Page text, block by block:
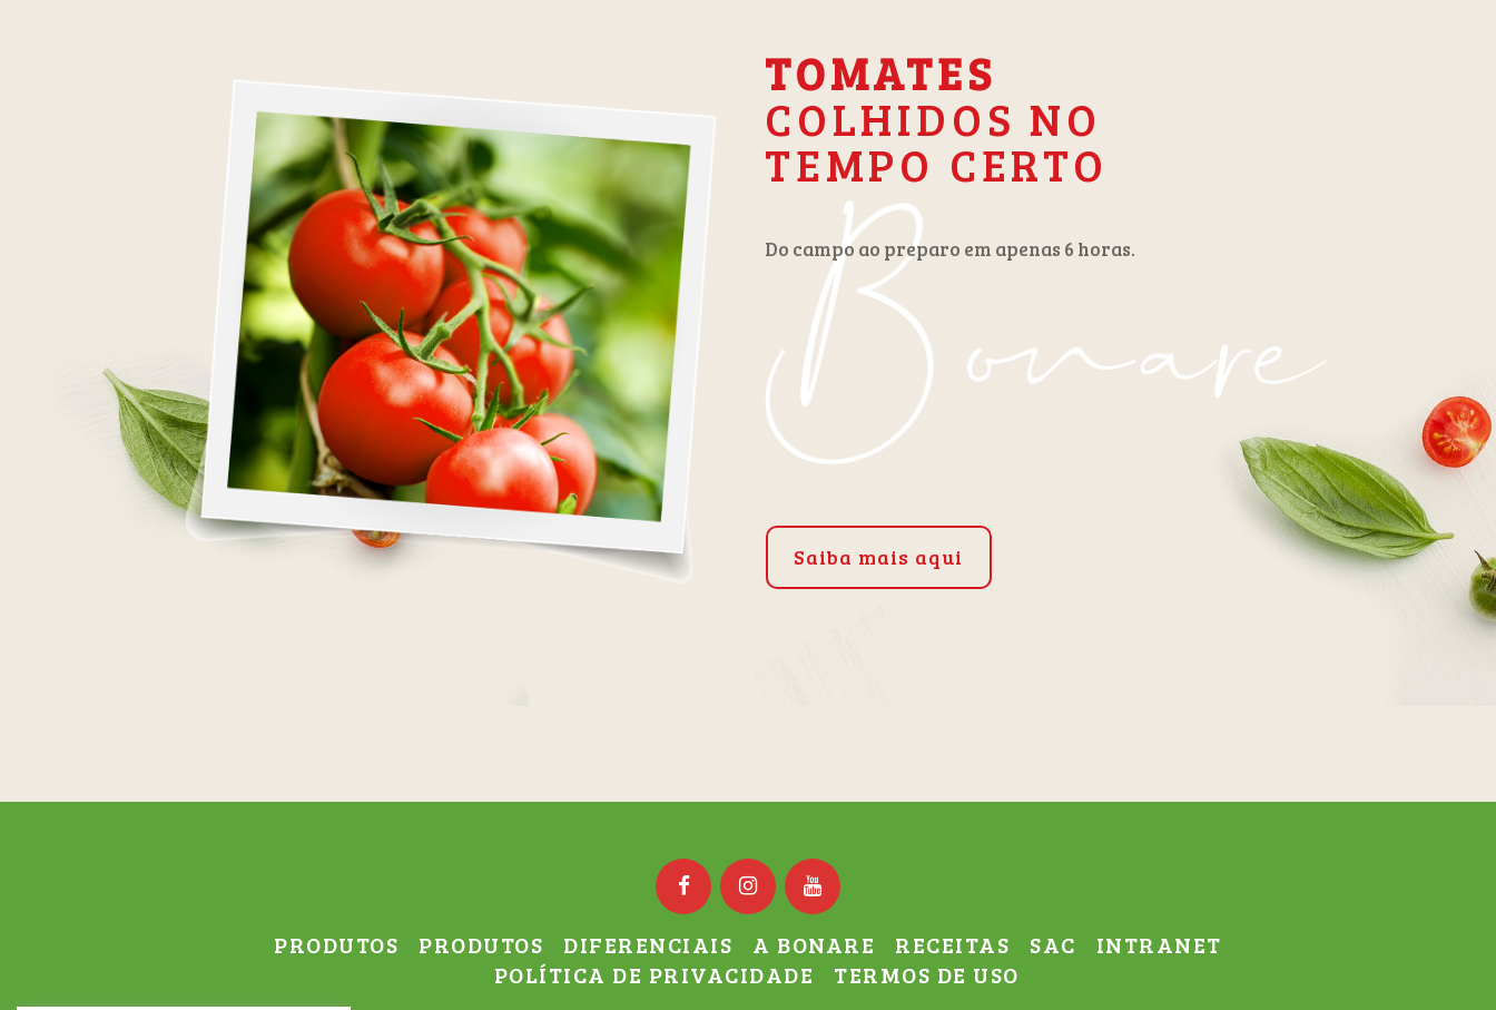
TOMATES
COLHIDOS NO
TEMPO CERTO
Do campo ao preparo em apenas 6 horas.
Saiba mais aqui
PRODUTOS PRODUTOS DIFERENCIAIS A BONARE RECEITAS SAC
INTRANET
POLÍTICA DE PRIVACIDADE
TERMOS DE USO